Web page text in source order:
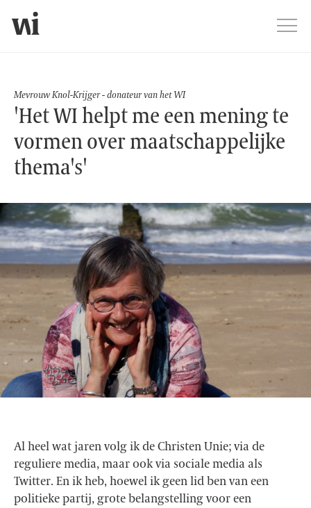
Testimonial - mevrouw Knol
Mevrouw Knol-Krijger - donateur van het WI
'Het WI helpt me een mening te
vormen over maatschappelijke
thema's'
Al heel wat jaren volg ik de Christen Unie; via de
reguliere media, maar ook via sociale media als
Twitter. En ik heb, hoewel ik geen lid ben van een
politieke partij, grote belangstelling voor een